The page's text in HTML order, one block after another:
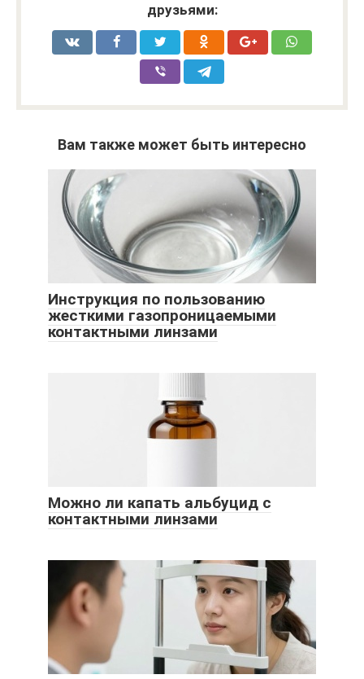
друзьями:
Вам также может быть интересно
Инструкция по пользованию
жесткими газопроницаемыми
контактными линзами
Можно ли капать альбуцид с
контактными линзами